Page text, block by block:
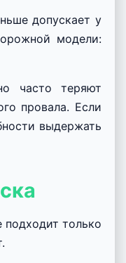
допускает у
модели:
часто теряют
провала. Если
выдержать
только